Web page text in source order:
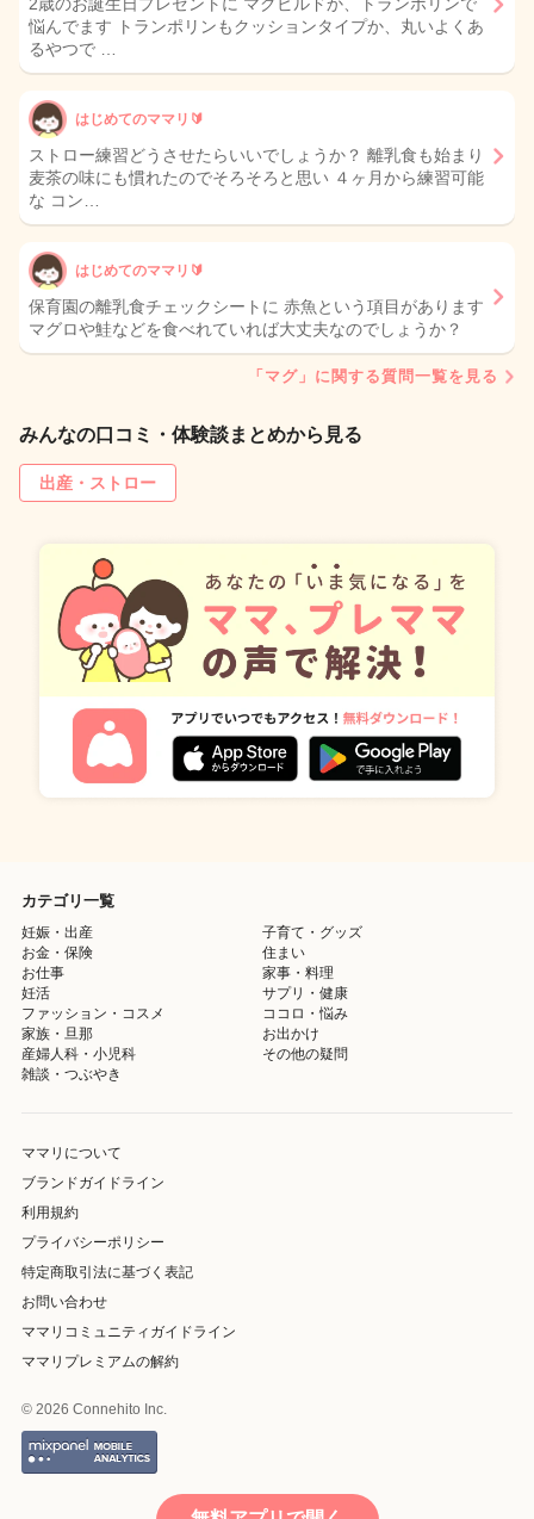
悩んでます トランポリンもクッションタイプか、丸いよくあ
るやつで …
はじめてのママリ🔰
ストロー練習どうさせたらいいでしょうか？ 離乳食も始まり
麦茶の味にも慣れたのでそろそろと思い ４ヶ月から練習可能
な コン…
はじめてのママリ🔰
保育園の離乳食チェックシートに 赤魚という項目があります
マグロや鮭などを食べれていれば大丈夫なのでしょうか？
「マグ」に関する質問一覧を見る
みんなの口コミ・体験談まとめから見る
出産・ストロー
カテゴリ一覧
妊娠・出産
子育て・グッズ
お金・保険
住まい
お仕事
家事・料理
妊活
サプリ・健康
ファッション・コスメ
ココロ・悩み
家族・旦那
お出かけ
産婦人科・小児科
その他の疑問
雑談・つぶやき
ママリについて
ブランドガイドライン
利用規約
プライバシーポリシー
特定商取引法に基づく表記
お問い合わせ
ママリコミュニティガイドライン
ママリプレミアムの解約
© 2026 Connehito Inc.